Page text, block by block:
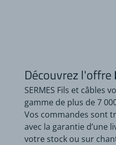
Découvrez l'offre
SERMES Fils et câbles
gamme de plus de 7
Vos commandes sont
avec la garantie d’une
votre stock ou sur